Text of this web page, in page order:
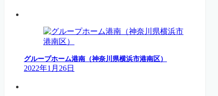
グループホーム港南（神奈川県横浜市港南区）
2022年1月26日